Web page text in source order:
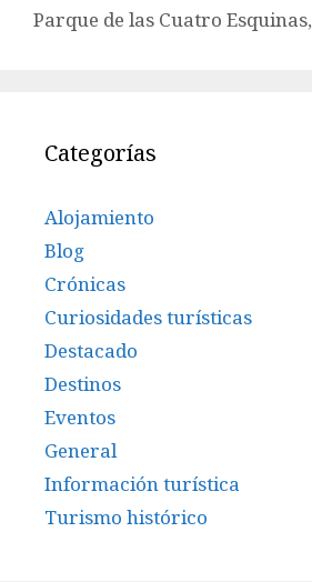
Parque de las Cuatro Esquinas,
Categorías
Alojamiento
Blog
Crónicas
Curiosidades turísticas
Destacado
Destinos
Eventos
General
Información turística
Turismo histórico